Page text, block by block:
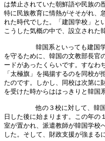
は禁止されていた朝鮮語や民族の
特に民族教育に情熱がそそがれ、
れた時代でした。「建国学校」と
こうした気概の中で、設立された
韓国系といっても建国
を守るために、韓国の文教部長官
ードがあったくらいです。すなわ
「太極旗」を掲揚するのを同校
たのです。しかし、同校は次第に
を受けた時からははっきりと韓国
他の３校に対して、韓
日した後に始まります。この年の
室が置かれ、派遣教師が韓国学校
した。そして、財政支援が強まる